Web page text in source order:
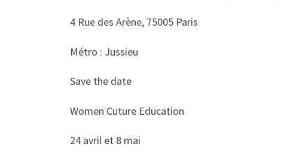
4 Rue des Arène, 75005 Paris
Métro : Jussieu
Save the date
Women Cuture Education
24 avril et 8 mai